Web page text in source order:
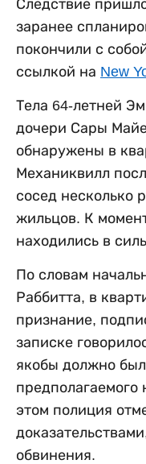
Следствие
заранее
покончили с
ссылкой на New
Тела 64-летней
дочери Сары
обнаружены в
Механиквилл
сосед несколько
жильцов. К
находились в
По словам
Раббитта, в
признание,
записке
якобы должно
этом полиция
обвинения.